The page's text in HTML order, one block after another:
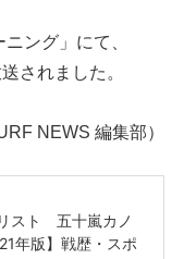
ング」にて、
されました。
NEWS 編集部）